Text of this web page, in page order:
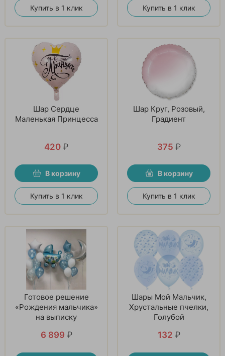
Купить в 1 клик Купить в 1 клик
Шар Сердце
Маленькая Принцесса
420 ₽
В корзину
Купить в 1 клик
Шар Круг, Розовый,
Градиент
375 ₽
В корзину
Купить в 1 клик
Готовое решение
«Рождения мальчика»
на выписку
6 899 ₽
Шары Мой Мальчик,
Хрустальные пчелки,
Голубой
132 ₽